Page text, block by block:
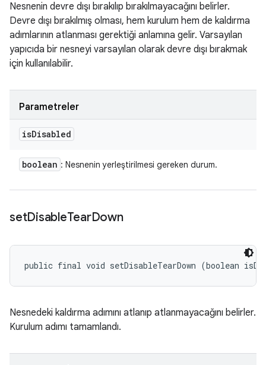
Nesnenin devre dışı bırakılıp bırakılmayacağını belirler.
Devre dışı bırakılmış olması, hem kurulum hem de kaldırma
adımlarının atlanması gerektiği anlamına gelir. Varsayılan
yapıcıda bir nesneyi varsayılan olarak devre dışı bırakmak
için kullanılabilir.
Parametreler
isDisabled
boolean : Nesnenin yerleştirilmesi gereken durum.
setDisableTearDown
public final void setDisableTearDown (boolean
Nesnedeki kaldırma adımını atlanıp atlanmayacağını belirler.
Kurulum adımı tamamlandı.